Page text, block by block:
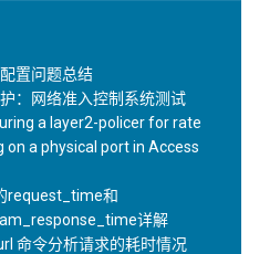
置问题总结
：网络准入控制系统测试
a layer2-policer for rate
on a physical port in Access
request_time和
详解
命令分析请求的耗时情况